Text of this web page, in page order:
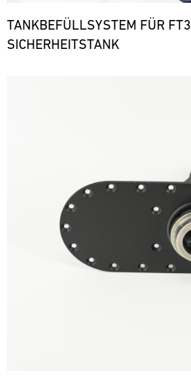
TANKBEFÜLLSYSTEM FÜR FT3
SICHERHEITSTANK